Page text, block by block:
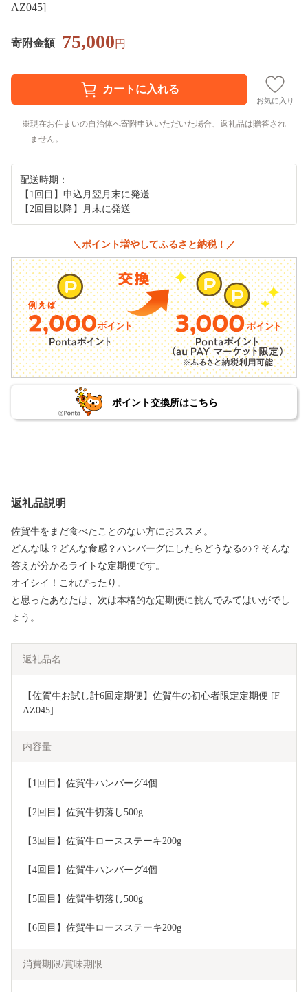
AZ045]
寄附金額 75,000円
お気に入り
現在お住まいの自治体へ寄附申込いただいた場合、返礼品は贈答され
ません。
配送時期：
【1回目】申込月翌月末に発送
【2回目以降】月末に発送
＼ポイント増やしてふるさと納税！／
ポイント交換所はこちら
返礼品説明
佐賀牛をまだ食べたことのない方におススメ。
どんな味？どんな食感？ハンバーグにしたらどうなるの？そんな
答えが分かるライトな定期便です。
オイシイ！これぴったり。
と思ったあなたは、次は本格的な定期便に挑んでみてはいがでし
ょう。
返礼品名
【佐賀牛お試し計6回定期便】佐賀牛の初心者限定定期便 [F
AZ045]
内容量
【1回目】佐賀牛ハンバーグ4個
【2回目】佐賀牛切落し500g
【3回目】佐賀牛ロースステーキ200g
【4回目】佐賀牛ハンバーグ4個
【5回目】佐賀牛切落し500g
【6回目】佐賀牛ロースステーキ200g
消費期限/賞味期限